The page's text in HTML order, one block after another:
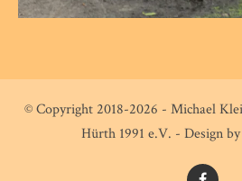
© Copyright 2018-2026 - Michael
Hürth 1991 e.V. - Design by